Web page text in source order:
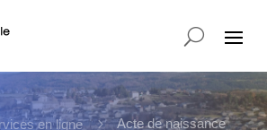
en ligne 5 Acte de naissance